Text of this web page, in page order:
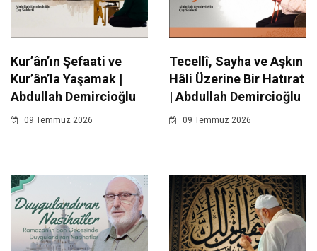
Kur’ân’ın Şefaati ve
Kur’ân’la Yaşamak |
Abdullah Demircioğlu
09 Temmuz 2026
Tecellî, Sayha ve Aşkın
Hâli Üzerine Bir Hatırat
| Abdullah Demircioğlu
09 Temmuz 2026